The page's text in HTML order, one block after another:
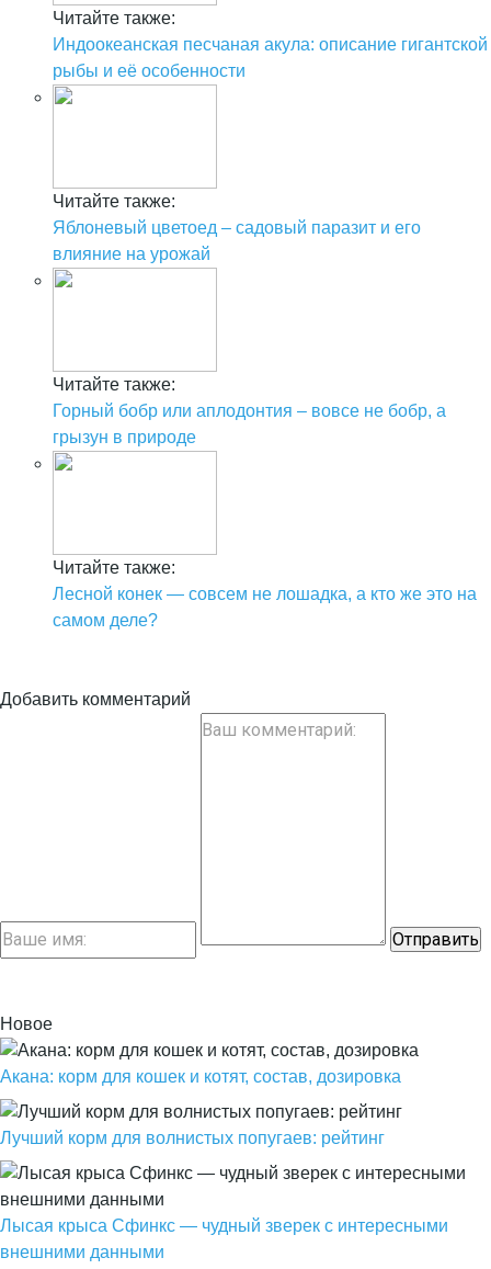
Читайте также:
Индоокеанская песчаная акула: описание гигантской
рыбы и её особенности
Читайте также:
Яблоневый цветоед – садовый паразит и его
влияние на урожай
Читайте также:
Горный бобр или аплодонтия – вовсе не бобр, а
грызун в природе
Читайте также:
Лесной конек — совсем не лошадка, а кто же это на
самом деле?
Добавить комментарий
Новое
Акана: корм для кошек и котят, состав, дозировка
Лучший корм для волнистых попугаев: рейтинг
Лысая крыса Сфинкс — чудный зверек с интересными
внешними данными